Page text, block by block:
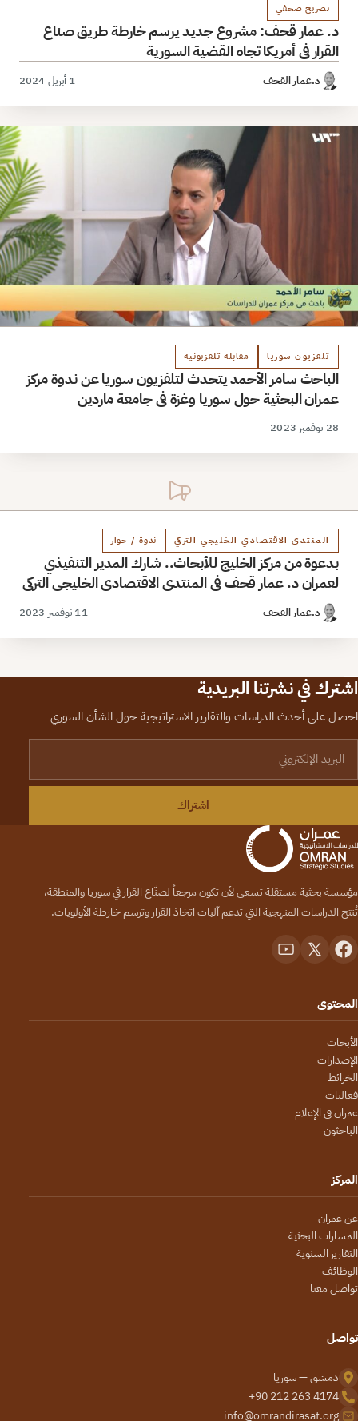
تصريح صحفي
د. عمار قحف: مشروع جديد يرسم خارطة طريق صناع
القرار في أمريكا تجاه القضية السورية
د.عمار القحف 1 أبريل 2024
تلفزيون سوريا مقابلة تلفزيونية
الباحث سامر الأحمد يتحدث لتلفزيون سوريا عن ندوة مركز
عمران البحثية حول سوريا وغزة في جامعة ماردين
28 نوفمبر 2023
المنتدى الاقتصادي الخليجي التركي ندوة / حوار
بدعوة من مركز الخليج للأبحاث.. شارك المدير التنفيذي
لعمران د. عمار قحف في المنتدى الاقتصادي الخليجي التركي
د.عمار القحف 11 نوفمبر 2023
اشترك في نشرتنا البريدية
احصل على أحدث الدراسات والتقارير الاستراتيجية حول الشأن السوري
اشتراك
مؤسسة بحثية مستقلة تسعى لأن تكون مرجعاً لصنّاع القرار في سوريا والمنطقة،
تُنتج الدراسات المنهجية التي تدعم آليات اتخاذ القرار وترسم خارطة الأولويات.
المحتوى
الأبحاث
الإصدارات
الخرائط
فعاليات
عمران في الإعلام
الباحثون
المركز
عن عمران
المسارات البحثية
التقارير السنوية
الوظائف
تواصل معنا
تواصل
دمشق — سوريا
+90 212 263 4174
info@omrandirasat.org